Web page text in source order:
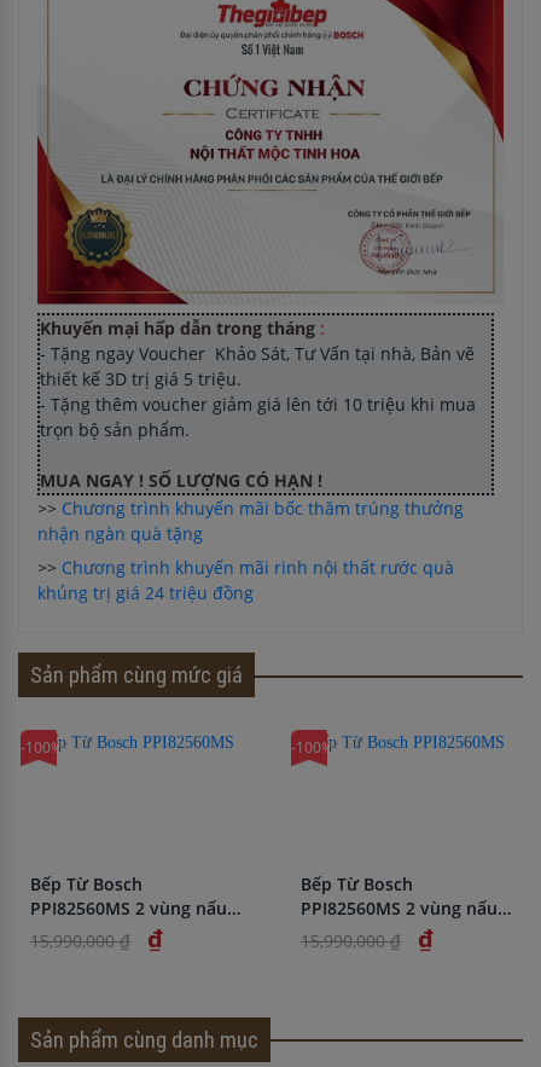
Khuyến mại hấp dẫn trong tháng :
- Tặng ngay Voucher Khảo Sát, Tư Vấn tại nhà, Bản vẽ
thiết kế 3D trị giá 5 triệu.
- Tặng thêm voucher giảm giá lên tới 10 triệu khi mua
trọn bộ sản phẩm.
MUA NGAY ! SỐ LƯỢNG CÓ HẠN !
>> Chương trình khuyến mãi bốc thăm trúng thưởng
nhận ngàn quà tặng
>> Chương trình khuyến mãi rinh nội thất rước quà
khủng trị giá 24 triệu đồng
Sản phẩm cùng mức giá
-100%
Bếp Từ Bosch
PPI82560MS 2 vùng nấu
nhập khẩu chính hãng
15,990,000 ₫ ₫
-100%
Bếp Từ Bosch
PPI82560MS 2 vùng nấu
nhập khẩu chính hãng
15,990,000 ₫ ₫
Sản phẩm cùng danh mục